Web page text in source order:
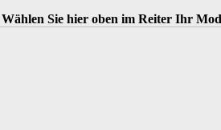
Wählen Sie hier oben im Reiter Ihr